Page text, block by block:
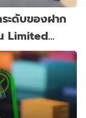
ดับของฝาก
Limited